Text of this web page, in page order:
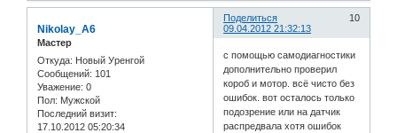
Поделиться
10
09.04.2012 21:32:13
Nikolay_A6
Мастер
Откуда: Новый Уренгой
Сообщений: 101
Уважение: 0
Пол: Мужской
Последний визит:
17.10.2012 05:20:34
с помощью самодиагностики
дополнительно проверил
короб и мотор. всё чисто без
ошибок. вот осталось только
подозрение или на датчик
распредвала хотя ошибок